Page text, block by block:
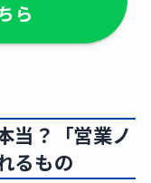
ら
当？「営業ノ
るもの